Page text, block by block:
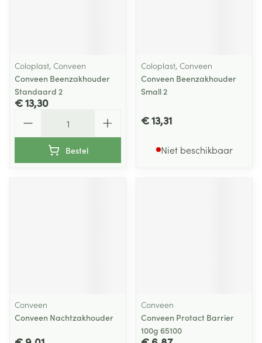
Coloplast, Conveen
Conveen Beenzakhouder
Standaard 2
€ 13,30
Bestel
Coloplast, Conveen
Conveen Beenzakhouder
Small 2
€ 13,31
Niet beschikbaar
Conveen
Conveen Nachtzakhouder
Conveen
Conveen Protact Barrier
100g 65100